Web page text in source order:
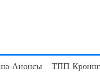
Анонсы ТПП